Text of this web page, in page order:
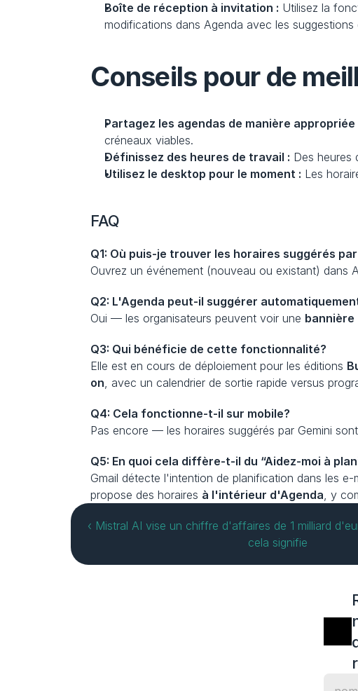
Boîte de réception à invitation : Utilisez la
modifications dans Agenda avec les suggestions
Conseils pour de
Partagez les agendas de manière appropriée
créneaux viables.
Définissez des heures de travail : Des heures
Utilisez le desktop pour le moment : Les
FAQ
Q1: Où puis-je trouver les horaires suggérés par
Ouvrez un événement (nouveau ou existant) dans
Q2: L'Agenda peut-il suggérer
Oui — les organisateurs peuvent voir une bannière
Q3: Qui bénéficie de cette fonctionnalité?
Elle est en cours de déploiement pour les éditions
on, avec un calendrier de sortie rapide versus
Q4: Cela fonctionne-t-il sur mobile?
Pas encore — les horaires suggérés par Gemini
Q5: En quoi cela diffère-t-il du “Aidez-moi à
Gmail détecte l'intention de planification dans les
propose des horaires à l'intérieur d'Agenda, y
‹ Mistral AI vise un chiffre d'affaires de 1 milliard
cela signifie